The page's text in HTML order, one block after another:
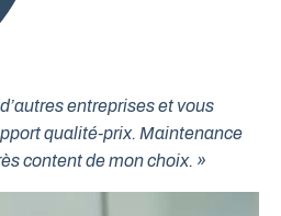
entreprises et vous
qualité-prix. Maintenance
content de mon choix. »